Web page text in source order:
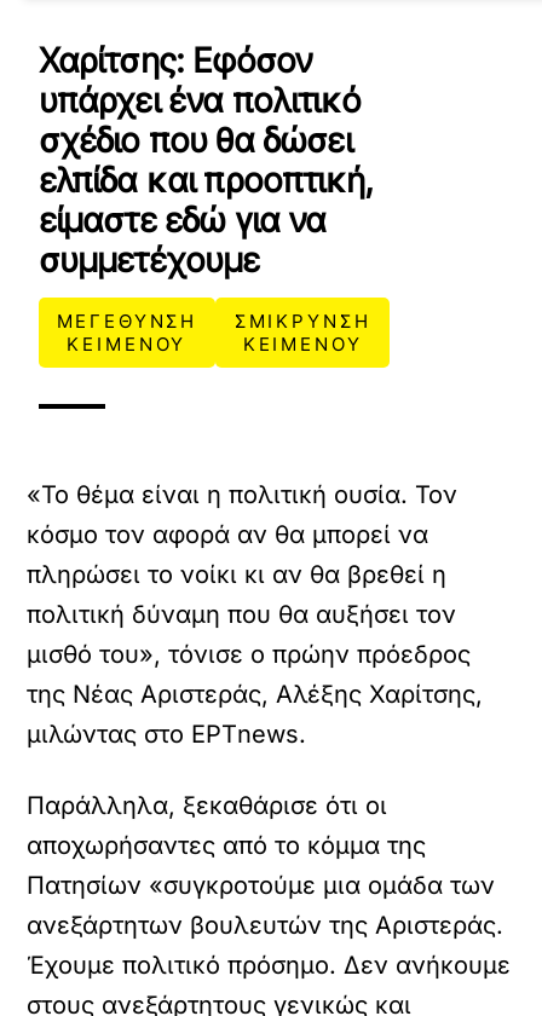
Χαρίτσης: Εφόσον
υπάρχει ένα πολιτικό
σχέδιο που θα δώσει
ελπίδα και προοπτική,
είμαστε εδώ για να
συμμετέχουμε
ΜΕΓΕΘΥΝΣΗ
ΚΕΙΜΕΝΟΥ
ΣΜΙΚΡΥΝΣΗ
ΚΕΙΜΕΝΟΥ
«Το θέμα είναι η πολιτική ουσία. Τον
κόσμο τον αφορά αν θα μπορεί να
πληρώσει το νοίκι κι αν θα βρεθεί η
πολιτική δύναμη που θα αυξήσει τον
μισθό του», τόνισε ο πρώην πρόεδρος
της Νέας Αριστεράς, Αλέξης Χαρίτσης,
μιλώντας στο ΕΡΤnews.
Παράλληλα, ξεκαθάρισε ότι οι
αποχωρήσαντες από το κόμμα της
Πατησίων «συγκροτούμε μια ομάδα των
ανεξάρτητων βουλευτών της Αριστεράς.
Έχουμε πολιτικό πρόσημο. Δεν ανήκουμε
στους ανεξάρτητους γενικώς και